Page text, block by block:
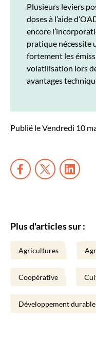
Plusieurs leviers
doses à l’aide
encore
pratique nécessite
fortement les
volatilisation lors
avantages
Publié le Vendredi 10
Plus d'articles sur :
Agricultures
Coopérative
Développement durable